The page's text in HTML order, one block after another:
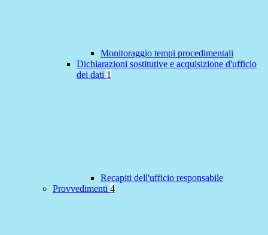
Monitoraggio tempi procedimentali
Dichiarazioni sostitutive e acquisizione d'ufficio
dei dati 1
Recapiti dell'ufficio responsabile
Provvedimenti 4